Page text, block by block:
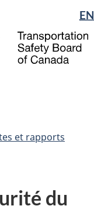
EN
et rapports
du